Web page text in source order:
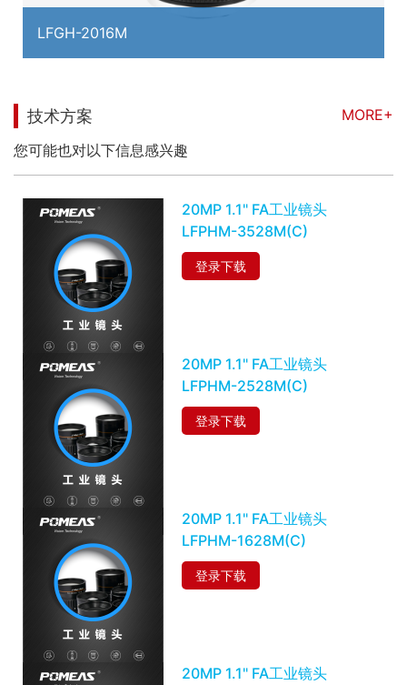
LFGH-2016M
技术方案
MORE+
您可能也对以下信息感兴趣
20MP 1.1" FA工业镜头
LFPHM-3528M(C)
登录下载
20MP 1.1" FA工业镜头
LFPHM-2528M(C)
登录下载
20MP 1.1" FA工业镜头
LFPHM-1628M(C)
登录下载
20MP 1.1" FA工业镜头